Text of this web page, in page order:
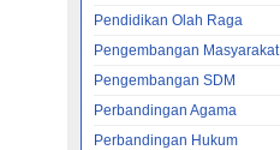
Pendidikan Olah Raga
Pengembangan Masyarakat
Pengembangan SDM
Perbandingan Agama
Perbandingan Hukum